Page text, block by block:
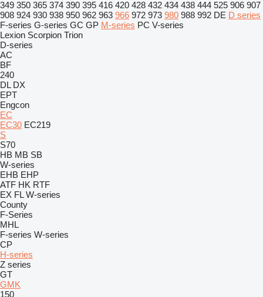
349 350 365 374 390 395 416 420 428 432 434 438 444 525 906 907
908 924 930 938 950 962 963 966 972 973 980 988 992 DE D series
F-series G-series GC GP M-series PC V-series
Lexion Scorpion Trion
D-series
AC
BF
240
DL DX
EPT
Engcon
EC
EC30 EC219
S
S70
HB MB SB
W-series
EHB EHP
ATF HK RTF
EX FL W-series
County
F-Series
MHL
F-series W-series
CP
H-series
Z series
GT
GMK
150